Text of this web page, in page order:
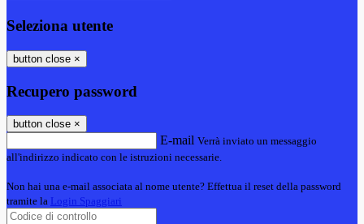
Seleziona utente
button close ×
Recupero password
button close ×
E-mail Verrà inviato un messaggio
all'indirizzo indicato con le istruzioni necessarie.
Non hai una e-mail associata al nome utente? Effettua il reset della password
tramite la Login Spaggiari